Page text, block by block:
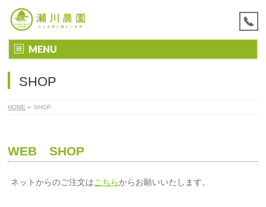
MENU
SHOP
HOME » SHOP
WEB SHOP
ネットからのご注文はこちらからお願いいたします。